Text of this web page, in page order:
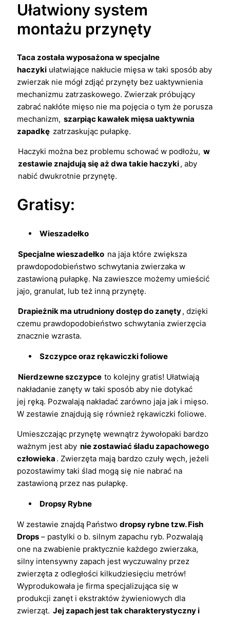
Ułatwiony system
montażu przynęty
Taca została wyposażona w specjalne
haczyki ułatwiające nakłucie mięsa w taki sposób aby
zwierzak nie mógł zdjąć przynęty bez uaktywnienia
mechanizmu zatrzaskowego. Zwierzak próbujący
zabrać nakłóte mięso nie ma pojęcia o tym że porusza
mechanizm, szarpiąc kawałek mięsa uaktywnia
zapadkę zatrzaskując pułapkę.
Haczyki można bez problemu schować w podłożu, w
zestawie znajdują się aż dwa takie haczyki, aby
nabić dwukrotnie przynętę.
Gratisy:
Wieszadełko
Specjalne wieszadełko na jaja które zwiększa
prawdopodobieństwo schwytania zwierzaka w
zastawioną pułapkę. Na zawieszce możemy umieścić
jajo, granulat, lub też inną przynętę.
Drapieżnik ma utrudniony dostęp do zanęty, dzięki
czemu prawdopodobieństwo schwytania zwierzęcia
znacznie wzrasta.
Szczypce oraz rękawiczki foliowe
Nierdzewne szczypce to kolejny gratis! Ułatwiają
nakładanie zanęty w taki sposób aby nie dotykać
jej ręką. Pozwalają nakładać zarówno jaja jak i mięso.
W zestawie znajdują się również rękawiczki foliowe.
Umieszczając przynętę wewnątrz żywołopaki bardzo
ważnym jest aby nie zostawiać śladu zapachowego
człowieka . Zwierzęta mają bardzo czuły węch, jeżeli
pozostawimy taki ślad mogą się nie nabrać na
zastawioną przez nas pułapkę.
Dropsy Rybne
W zestawie znajdą Państwo dropsy rybne tzw. Fish
Drops – pastylki o b. silnym zapachu ryb. Pozwalają
one na zwabienie praktycznie każdego zwierzaka,
silny intensywny zapach jest wyczuwalny przez
zwierzęta z odległości kilkudziesięciu metrów!
Wyprodukowała je firma specjalizująca się w
produkcji zanęt i ekstraktów żywieniowych dla
zwierząt. Jej zapach jest tak charakterystyczny i